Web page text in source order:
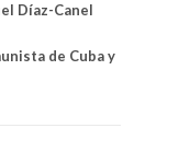
Díaz-Canel
de Cuba y